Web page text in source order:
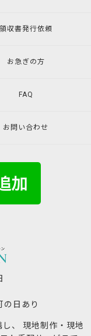
領収書発行依頼
お急ぎの方
FAQ
お問い合わせ
日あり
、 現地制作・現地